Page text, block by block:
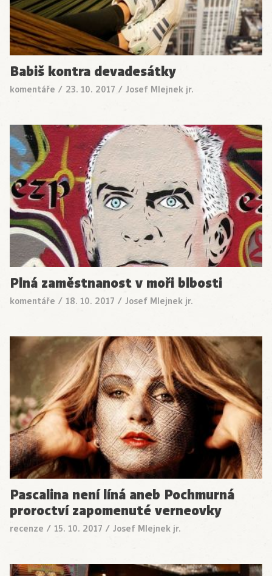
Babiš kontra devadesátky
komentáře / 23. 10. 2017 / Josef Mlejnek jr.
Plná zaměstnanost v moři blbosti
komentáře / 18. 10. 2017 / Josef Mlejnek jr.
Pascalina není líná aneb Pochmurná
proroctví zapomenuté verneovky
recenze / 15. 10. 2017 / Josef Mlejnek jr.